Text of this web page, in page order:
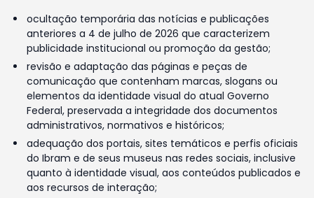
ocultação temporária das notícias e publicações
anteriores a 4 de julho de 2026 que caracterizem
publicidade institucional ou promoção da gestão;
revisão e adaptação das páginas e peças de
comunicação que contenham marcas, slogans ou
elementos da identidade visual do atual Governo
Federal, preservada a integridade dos documentos
administrativos, normativos e históricos;
adequação dos portais, sites temáticos e perfis oficiais
do Ibram e de seus museus nas redes sociais, inclusive
quanto à identidade visual, aos conteúdos publicados e
aos recursos de interação;